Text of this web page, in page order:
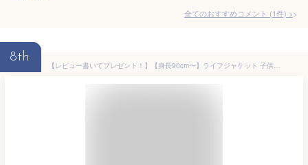
全てのおすすめコメント (1件) >
8th
【レビュー書いてプレゼント！】【身長90cm〜】ライフジャケット 子供 子ども こども ベビー キッズ チャイルド 幼児 救命胴衣 ライフベスト 股下ベルト 笛付き HANT(ハント)